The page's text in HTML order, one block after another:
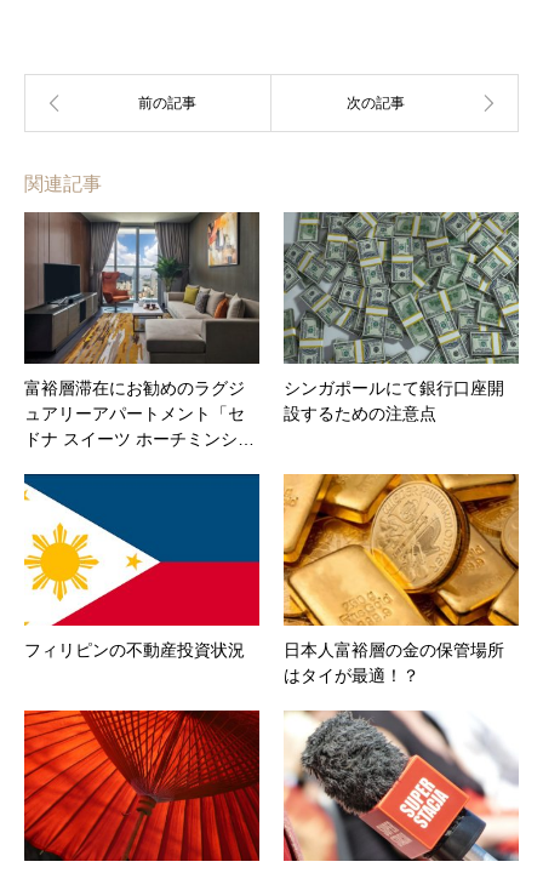
関連記事
富裕層滞在にお勧めのラグジ
ュアリーアパートメント「セ
ドナ スイーツ ホーチミンシ…
シンガポールにて銀行口座開
設するための注意点
フィリピンの不動産投資状況
日本人富裕層の金の保管場所
はタイが最適！？